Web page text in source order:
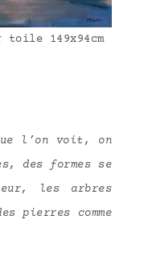
149x94cm
l’on voit, on
des formes se
les arbres
pierres comme